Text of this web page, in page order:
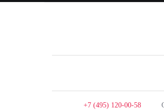
+7 (495) 120-00-58